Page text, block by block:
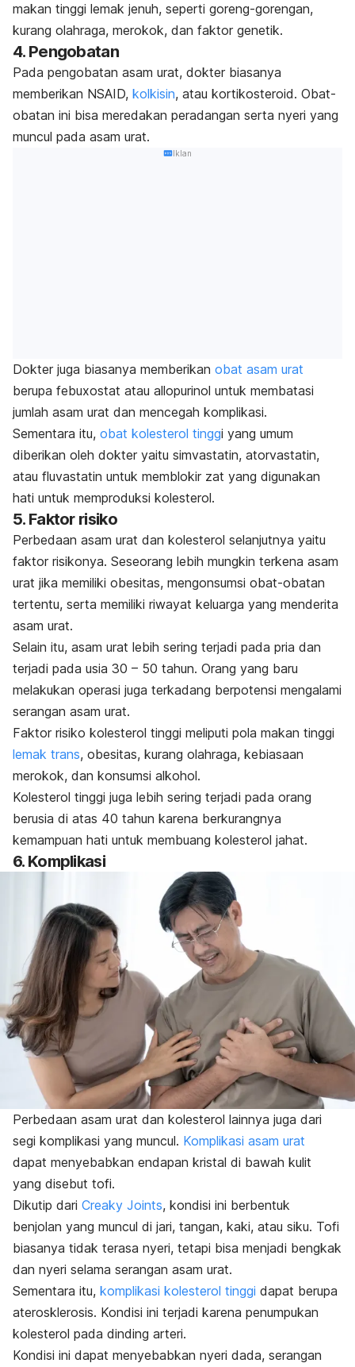
makan tinggi lemak jenuh, seperti goreng-gorengan,
kurang olahraga, merokok, dan faktor genetik.
4. Pengobatan
Pada pengobatan asam urat, dokter biasanya
memberikan NSAID, kolkisin, atau kortikosteroid. Obat-
obatan ini bisa meredakan peradangan serta nyeri yang
muncul pada asam urat.
Iklan
Dokter juga biasanya memberikan obat asam urat
berupa febuxostat atau allopurinol untuk membatasi
jumlah asam urat dan mencegah komplikasi.
Sementara itu, obat kolesterol tinggi yang umum
diberikan oleh dokter yaitu simvastatin, atorvastatin,
atau fluvastatin untuk memblokir zat yang digunakan
hati untuk memproduksi kolesterol.
5. Faktor risiko
Perbedaan asam urat dan kolesterol selanjutnya yaitu
faktor risikonya. Seseorang lebih mungkin terkena asam
urat jika memiliki obesitas, mengonsumsi obat-obatan
tertentu, serta memiliki riwayat keluarga yang menderita
asam urat.
Selain itu, asam urat lebih sering terjadi pada pria dan
terjadi pada usia 30 – 50 tahun. Orang yang baru
melakukan operasi juga terkadang berpotensi mengalami
serangan asam urat.
Faktor risiko kolesterol tinggi meliputi pola makan tinggi
lemak trans, obesitas, kurang olahraga, kebiasaan
merokok, dan konsumsi alkohol.
Kolesterol tinggi juga lebih sering terjadi pada orang
berusia di atas 40 tahun karena berkurangnya
kemampuan hati untuk membuang kolesterol jahat.
6. Komplikasi
Perbedaan asam urat dan kolesterol lainnya juga dari
segi komplikasi yang muncul. Komplikasi asam urat
dapat menyebabkan endapan kristal di bawah kulit
yang disebut tofi.
Dikutip dari Creaky Joints, kondisi ini berbentuk
benjolan yang muncul di jari, tangan, kaki, atau siku. Tofi
biasanya tidak terasa nyeri, tetapi bisa menjadi bengkak
dan nyeri selama serangan asam urat.
Sementara itu, komplikasi kolesterol tinggi dapat berupa
aterosklerosis. Kondisi ini terjadi karena penumpukan
kolesterol pada dinding arteri.
Kondisi ini dapat menyebabkan nyeri dada, serangan